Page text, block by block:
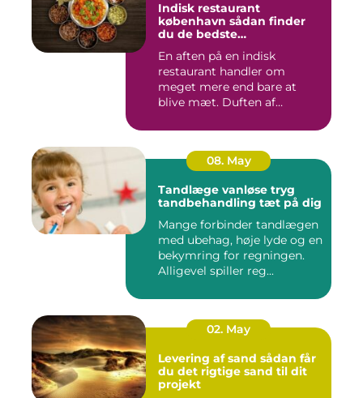
Indisk restaurant
københavn sådan finder
du de bedste
En aften på en indisk
restaurant handler om
meget mere end bare at
blive mæt. Duften af
08. May
Tandlæge vanløse tryg
tandbehandling tæt på dig
Mange forbinder tandlægen
med ubehag, høje lyde og en
bekymring for regningen.
Alligevel spiller reg...
02. May
Levering af sand sådan får
du det rigtige sand til dit
projekt